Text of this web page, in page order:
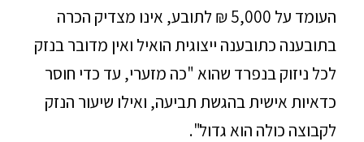
העומד על 5,000 ₪ לתובע, אינו מצדיק הכרה
בתובענה כתובענה ייצוגית הואיל ואין מדובר בנזק
לכל ניזוק בנפרד שהוא "כה מזערי, עד כדי חוסר
כדאיות אישית בהגשת תביעה, ואילו שיעור הנזק
לקבוצה כולה הוא גדול".